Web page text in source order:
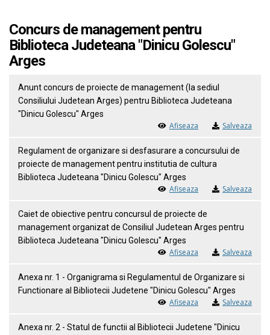
Concurs de management pentru
Biblioteca Judeteana "Dinicu Golescu"
Arges
Anunt concurs de proiecte de management (la sediul
Consiliului Judetean Arges) pentru Biblioteca Judeteana
"Dinicu Golescu" Arges
Afiseaza Salveaza
Regulament de organizare si desfasurare a concursului de
proiecte de management pentru institutia de cultura
Biblioteca Judeteana "Dinicu Golescu" Arges
Afiseaza Salveaza
Caiet de obiective pentru concursul de proiecte de
management organizat de Consiliul Judetean Arges pentru
Biblioteca Judeteana "Dinicu Golescu" Arges
Afiseaza Salveaza
Anexa nr. 1 - Organigrama si Regulamentul de Organizare si
Functionare al Bibliotecii Judetene "Dinicu Golescu" Arges
Afiseaza Salveaza
Anexa nr. 2 - Statul de functii al Bibliotecii Judetene "Dinicu